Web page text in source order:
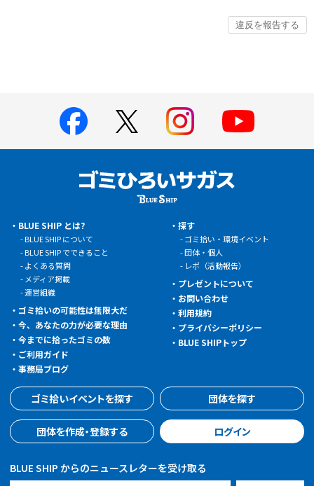
BLUE SHIP とは?
BLUE SHIP について
BLUE SHIP でできること
よくある質問
メディア掲載
運営組織
ゴミ拾いの可能性は無限大だ
今、あなたの力が必要な理由
今までに拾ったゴミの数
ご利用ガイド
事務局ブログ
探す
ゴミ拾い・環境イベント
団体・個人
レポ（活動報告）
プレゼントについて
お問い合わせ
利用規約
プライバシーポリシー
BLUE SHIPトップ
ゴミ拾いイベントを探す 団体を探す
団体を作成・登録する ログイン
BLUE SHIP からのニュースレターを受け取る